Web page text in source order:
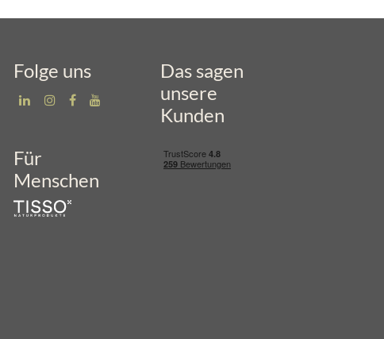
Das sagen
unsere
Kunden
Folge uns
Für
Menschen